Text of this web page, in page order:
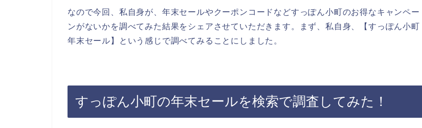
なので今回、私自身が、年末セールやクーポンコードなどすっぽん小町のお得なキャンペー
ンがないかを調べてみた結果をシェアさせていただきます。まず、私自身、【すっぽん小町
年末セール】という感じで調べてみることにしました。
すっぽん小町の年末セールを検索で調査してみた！